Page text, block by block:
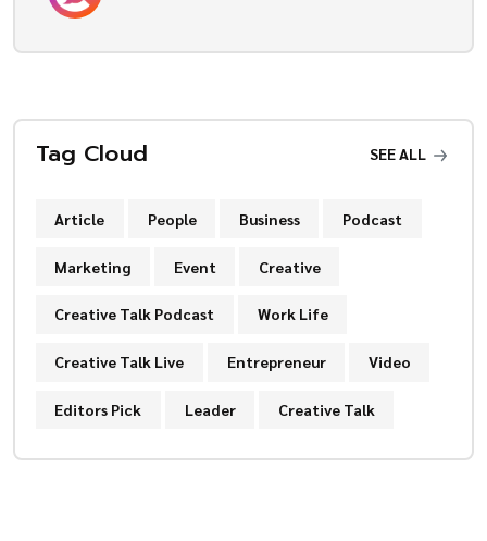
Tag Cloud SEE ALL
Article People Business Podcast
Marketing Event Creative
Creative Talk Podcast Work Life
Creative Talk Live Entrepreneur Video
Editors Pick Leader Creative Talk